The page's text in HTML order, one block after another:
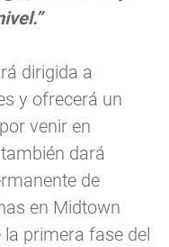
dirigida a
y ofrecerá un
venir en
dará
de
en Midtown
primera fase del